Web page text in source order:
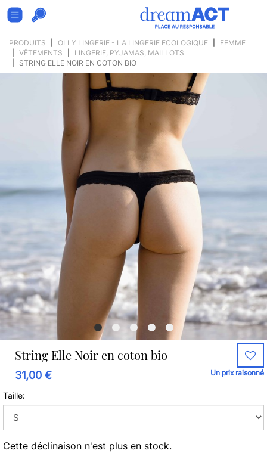
PRODUITS OLLY LINGERIE - LA LINGERIE ECOLOGIQUE
FEMME
VÊTEMENTS
LINGERIE, PYJAMAS, MAILLOTS
STRING ELLE NOIR EN COTON BIO
String Elle Noir en coton bio
31,00 € Un prix raisonné
Taille:
Cette déclinaison n'est plus en stock.